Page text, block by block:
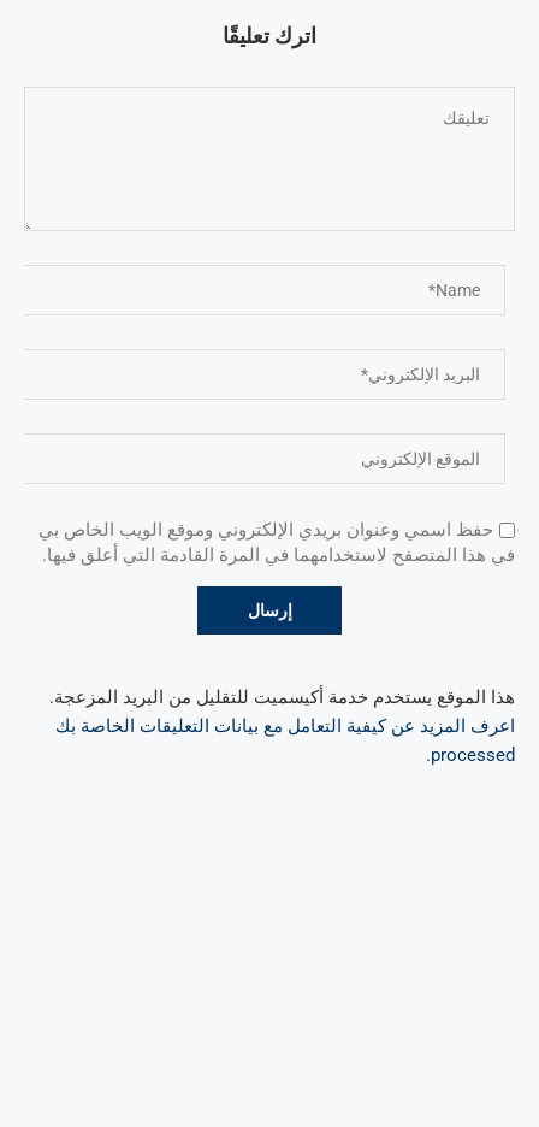
اترك تعليقًا
حفظ اسمي وعنوان بريدي الإلكتروني وموقع الويب الخاص بي
في هذا المتصفح لاستخدامهما في المرة القادمة التي أعلق فيها.
هذا الموقع يستخدم خدمة أكيسميت للتقليل من البريد المزعجة.
اعرف المزيد عن كيفية التعامل مع بيانات التعليقات الخاصة بك
processed
.